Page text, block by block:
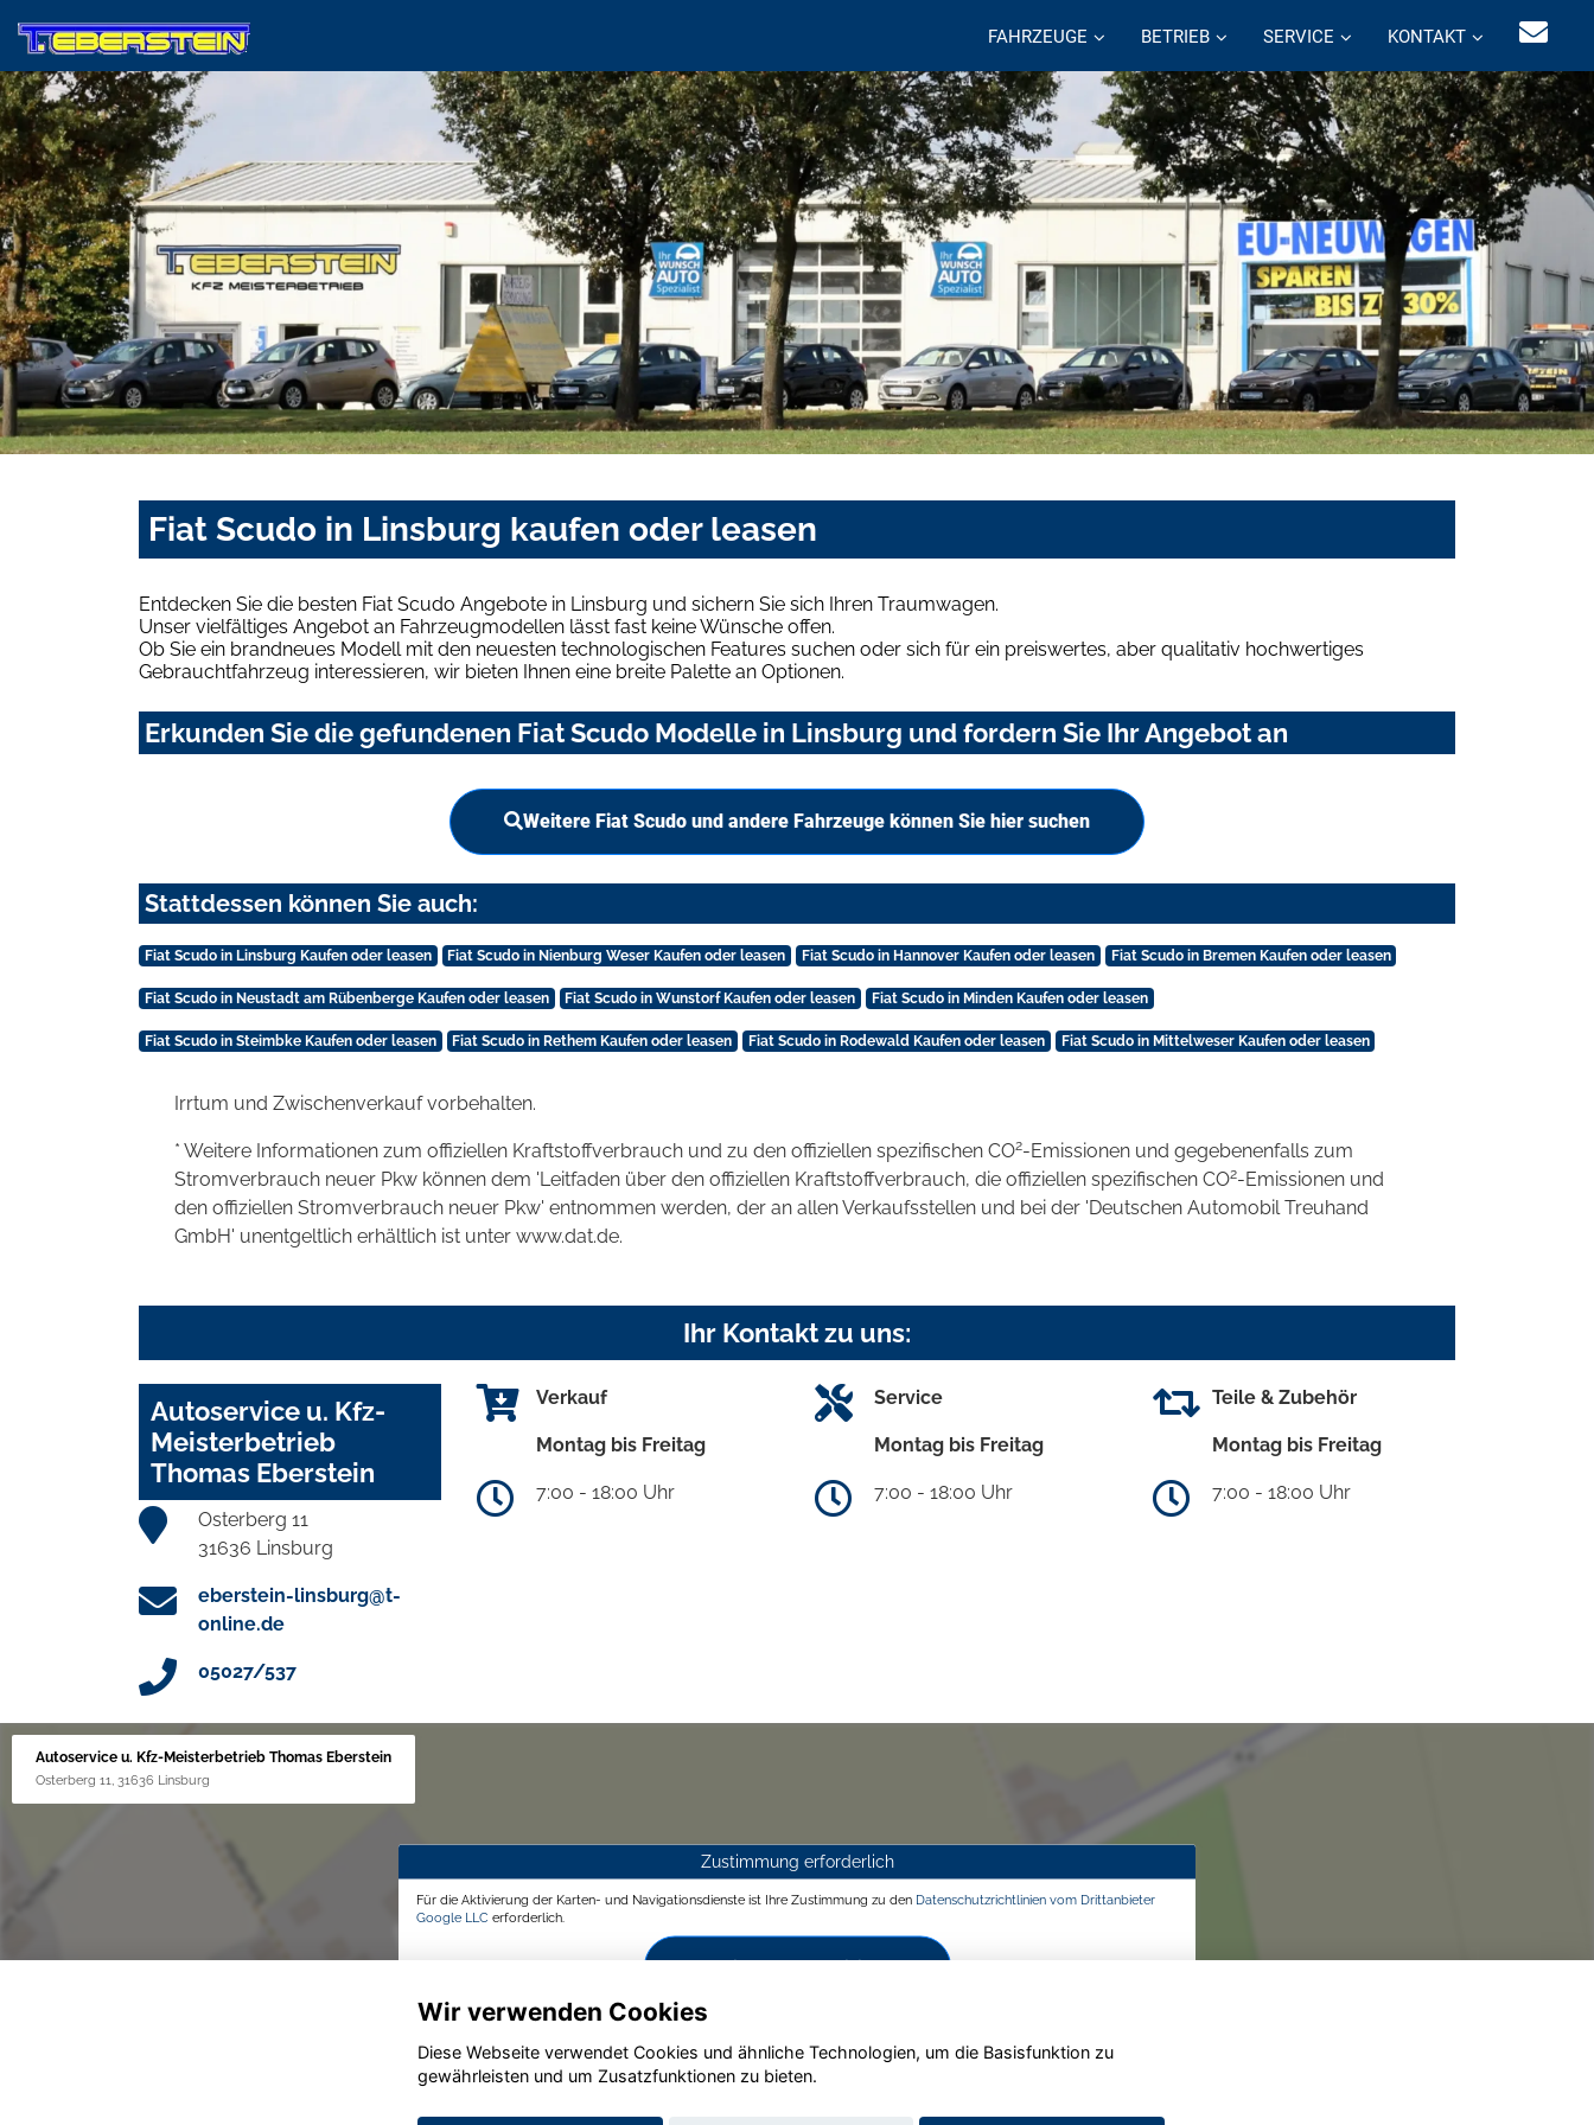
FAHRZEUGE BETRIEB SERVICE KONTAKT
Fiat Scudo in Linsburg kaufen oder leasen
Entdecken Sie die besten Fiat Scudo Angebote in Linsburg und sichern Sie sich Ihren Traumwagen.
Unser vielfältiges Angebot an Fahrzeugmodellen lässt fast keine Wünsche offen.
Ob Sie ein brandneues Modell mit den neuesten technologischen Features suchen oder sich für ein preiswertes, aber qualitativ hochwertiges
Gebrauchtfahrzeug interessieren, wir bieten Ihnen eine breite Palette an Optionen.
Erkunden Sie die gefundenen Fiat Scudo Modelle in Linsburg und fordern Sie Ihr Angebot an
Weitere Fiat Scudo und andere Fahrzeuge können Sie hier suchen
Stattdessen können Sie auch:
Fiat Scudo in Linsburg Kaufen oder leasen Fiat Scudo in Nienburg Weser Kaufen oder leasen Fiat Scudo in Hannover Kaufen oder leasen Fiat Scudo in Bremen Kaufen oder leasen
Fiat Scudo in Neustadt am Rübenberge Kaufen oder leasen Fiat Scudo in Wunstorf Kaufen oder leasen Fiat Scudo in Minden Kaufen oder leasen
Fiat Scudo in Steimbke Kaufen oder leasen Fiat Scudo in Rethem Kaufen oder leasen Fiat Scudo in Rodewald Kaufen oder leasen Fiat Scudo in Mittelweser Kaufen oder leasen
Irrtum und Zwischenverkauf vorbehalten.
* Weitere Informationen zum offiziellen Kraftstoffverbrauch und zu den offiziellen spezifischen CO2-Emissionen und gegebenenfalls zum
Stromverbrauch neuer Pkw können dem 'Leitfaden über den offiziellen Kraftstoffverbrauch, die offiziellen spezifischen CO2-Emissionen und
den offiziellen Stromverbrauch neuer Pkw' entnommen werden, der an allen Verkaufsstellen und bei der 'Deutschen Automobil Treuhand
GmbH' unentgeltlich erhältlich ist unter www.dat.de.
Ihr Kontakt zu uns:
Autoservice u. Kfz-
Meisterbetrieb
Thomas Eberstein
Osterberg 11
31636 Linsburg
eberstein-linsburg@t-
online.de
05027/537
Verkauf
Montag bis Freitag
7:00 - 18:00 Uhr
Service
Montag bis Freitag
7:00 - 18:00 Uhr
Teile & Zubehör
Montag bis Freitag
7:00 - 18:00 Uhr
Autoservice u. Kfz-Meisterbetrieb Thomas Eberstein
Osterberg 11, 31636 Linsburg
Zustimmung erforderlich
Für die Aktivierung der Karten- und Navigationsdienste ist Ihre Zustimmung zu den Datenschutzrichtlinien vom Drittanbieter
Google LLC erforderlich.
Zustimmen und aktivieren
Wir verwenden Cookies
Diese Webseite verwendet Cookies und ähnliche Technologien, um die Basisfunktion zu
gewährleisten und um Zusatzfunktionen zu bieten.